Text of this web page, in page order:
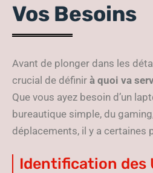
Vos Besoins
Avant de plonger dans les
crucial de définir à quoi va
Que vous ayez besoin d’un
bureautique simple, du
déplacements, il y a certaines
Identification des